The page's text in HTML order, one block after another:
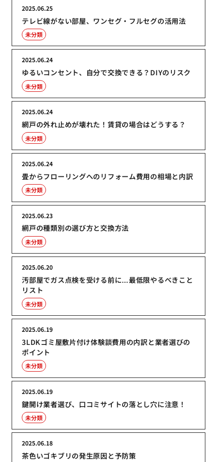
テレビ線がない部屋、ワンセグ・フルセグの活用法
2025.06.25
未分類
ゆるいコンセント、自分で交換できる？DIYのリスク
2025.06.24
未分類
網戸の外れ止めが壊れた！賃貸の場合はどうする？
2025.06.24
未分類
畳からフローリングへのリフォーム費用の相場と内訳
2025.06.24
未分類
網戸の種類別の選び方と交換方法
2025.06.23
未分類
汚部屋でガス点検を受ける前に…最低限やるべきこと
リスト
2025.06.20
未分類
3LDKゴミ屋敷片付け体験談費用の内訳と業者選びの
ポイント
2025.06.19
未分類
鍵開け業者選び、口コミサイトの落とし穴に注意！
2025.06.19
未分類
茶色いゴキブリの発生原因と予防策
2025.06.18